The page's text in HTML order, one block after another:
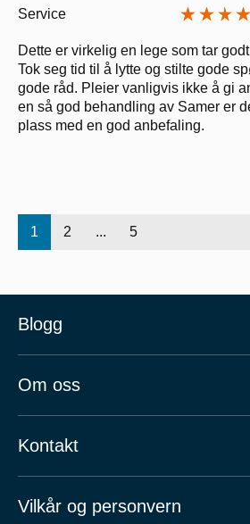
Service
Dette er virkelig en lege som tar
Tok seg tid til å lytte og stilte gode
gode råd. Pleier vanligvis ikke å gi
en så god behandling av Samer er
plass med en god anbefaling.
1 2 ... 5
Blogg
Om oss
Kontakt
Vilkår og personvern